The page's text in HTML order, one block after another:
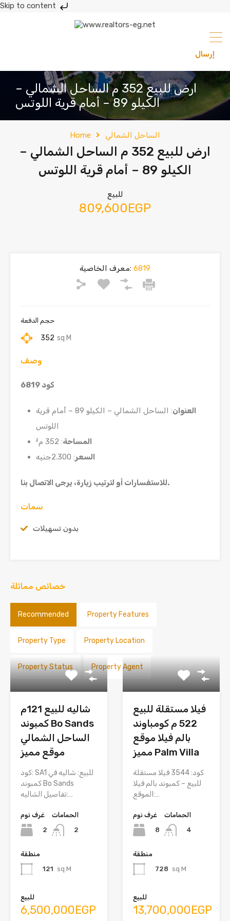
Skip to content
إرسال
ارض للبيع 352 م الساحل الشمالي –
الكيلو 89 – أمام قرية اللوتس
Home الساحل الشمالي
ارض للبيع 352 م الساحل الشمالي –
الكيلو 89 – أمام قرية اللوتس
للبيع
809,600EGP
معرف الخاصية: 6819
حجم الدفعة
352 sq M
وصف
كود 6819
العنوان
: الساحل الشمالي – الكيلو 89 – أمام قرية
اللوتس
المساحة: 352 م²
السعر: 2.300جنيه
للاستفسارات أو لترتيب زيارة، يرجى الاتصال بنا.
سمات
بدون تسهيلات
خصائص مماثلة
Recommended Property Features
Property Type Property Location
Property Status Property Agent
شاليه للبيع 121م
كمبوند Bo Sands
الساحل الشمالي
موقع مميز
كود: SA1 للبيع: شاليه في
كمبوند Bo Sands
تفاصيل الشاليه:…
غرف نوم
2
الحمامات
2
منطقة
121 sq M
للبيع
6,500,000EGP
فيلا مستقلة للبيع
522 م كومباوند
بالم فيلا موقع
مميز Palm Villa
كود: 3544 فيلا مستقلة
للبيع – كمبوند بالم فيلا
الموقع:…
غرف نوم
8
الحمامات
4
منطقة
728 sq M
للبيع
13,700,000EGP